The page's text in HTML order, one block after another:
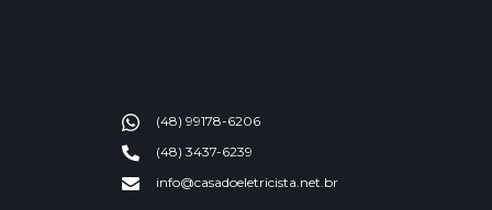
(48) 99178-6206
(48) 3437-6239
info@casadoeletricista.net.br